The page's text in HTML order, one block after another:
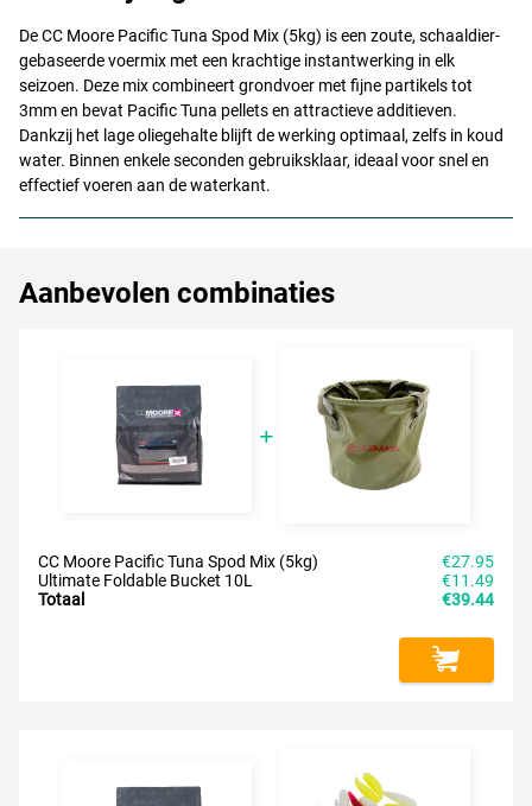
De CC Moore Pacific Tuna Spod Mix (5kg) is een zoute, schaaldier-
gebaseerde voermix met een krachtige instantwerking in elk
seizoen. Deze mix combineert grondvoer met fijne partikels tot
3mm en bevat Pacific Tuna pellets en attractieve additieven.
Dankzij het lage oliegehalte blijft de werking optimaal, zelfs in koud
water. Binnen enkele seconden gebruiksklaar, ideaal voor snel en
effectief voeren aan de waterkant.
Aanbevolen combinaties
CC Moore Pacific Tuna Spod Mix (5kg)
€27.95
Ultimate Foldable Bucket 10L
€11.49
Totaal
€39.44